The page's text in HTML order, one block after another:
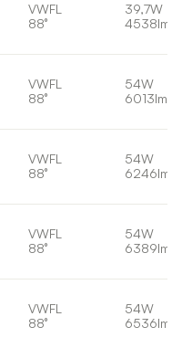
VWFL
88°
39,7W
4538lm
VWFL
88°
54W
6013lm
VWFL
88°
54W
6246lm
VWFL
88°
54W
6389lm
VWFL
88°
54W
6536lm